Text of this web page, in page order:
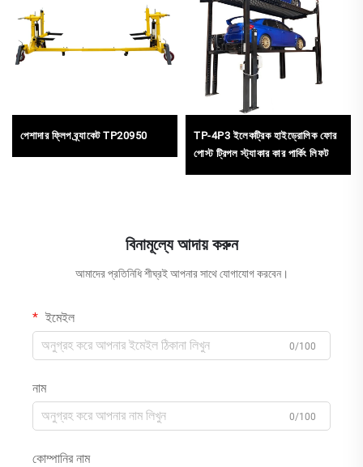
পেশাদার ফ্লিপ ব্র্যাকেট TP20950
TP-4P3 ইলেকট্রিক হাইড্রোলিক ফোর
পোস্ট ট্রিপল স্ট্যাকার কার পার্কিং লিফট
বিনামূল্যে আদায় করুন
আমাদের প্রতিনিধি শীঘ্রই আপনার সাথে যোগাযোগ করবেন।
ইমেইল
0/100
নাম
0/100
কোম্পানির নাম